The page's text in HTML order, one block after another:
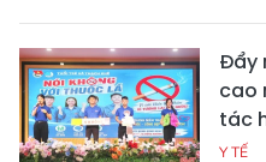
Đẩy
cao
tác
Y TẾ